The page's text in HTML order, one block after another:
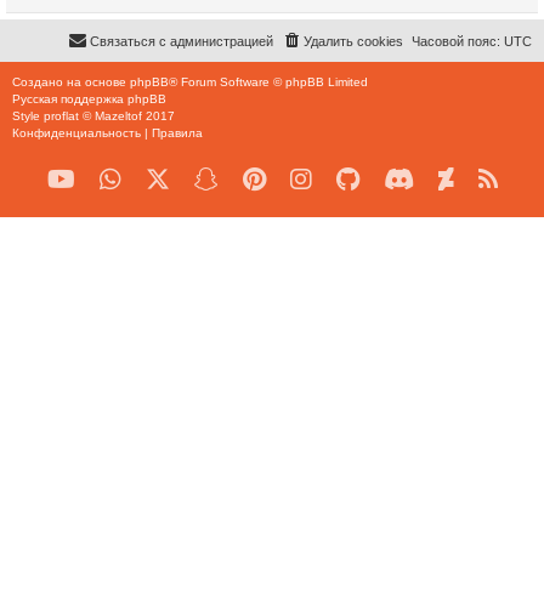
Часовой пояс: UTC
Удалить cookies
Связаться с администрацией
Создано на основе phpBB® Forum Software © phpBB Limited
Русская поддержка phpBB
Style proflat ©Mazeltof 2017
Конфиденциальность | Правила